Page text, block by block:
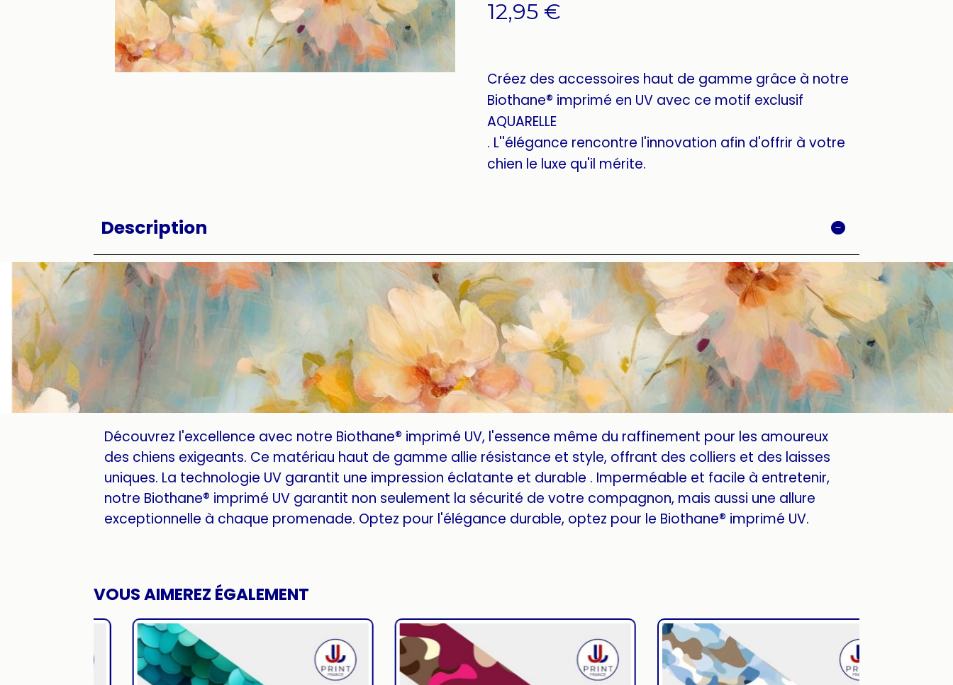
12,95 €
Créez des accessoires haut de gamme grâce à notre
Biothane® imprimé en UV avec ce motif exclusif
AQUARELLE
. L''élégance rencontre l'innovation afin d'offrir à votre
chien le luxe qu'il mérite.
Description
Découvrez l'excellence avec notre Biothane® imprimé UV, l'essence même du raffinement pour les amoureux
des chiens exigeants. Ce matériau haut de gamme allie résistance et style, offrant des colliers et des laisses
uniques. La technologie UV garantit une impression éclatante et durable . Imperméable et facile à entretenir,
notre Biothane® imprimé UV garantit non seulement la sécurité de votre compagnon, mais aussi une allure
exceptionnelle à chaque promenade. Optez pour l'élégance durable, optez pour le Biothane® imprimé UV.
VOUS AIMEREZ ÉGALEMENT